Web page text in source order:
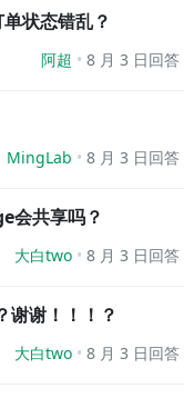
状态错乱？
阿超 8 月 3 日回答
MingLab 8 月 3 日回答
会共享吗？
大白two 8 月 3 日回答
谢谢！！！？
大白two 8 月 3 日回答